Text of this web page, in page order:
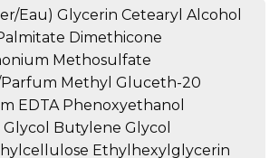
Eau) Glycerin Cetearyl Alcohol
Dimethicone
Methosulfate
Parfum Methyl Gluceth-20
EDTA Phenoxyethanol
Butylene Glycol
Ethylhexylglycerin